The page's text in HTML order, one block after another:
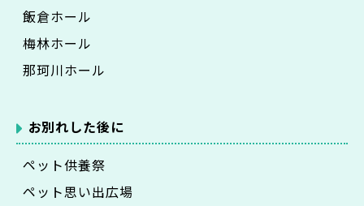
飯倉ホール
梅林ホール
那珂川ホール
お別れした後に
ペット供養祭
ペット思い出広場